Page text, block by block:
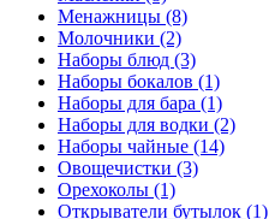
Менажницы (8)
Молочники (2)
Наборы блюд (3)
Наборы бокалов (1)
Наборы для бара (1)
Наборы для водки (2)
Наборы чайные (14)
Овощечистки (3)
Орехоколы (1)
Открыватели бутылок (1)